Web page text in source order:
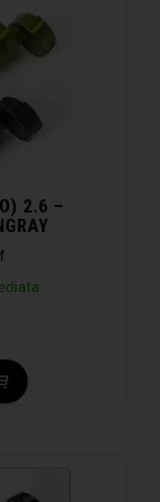
2.6 –